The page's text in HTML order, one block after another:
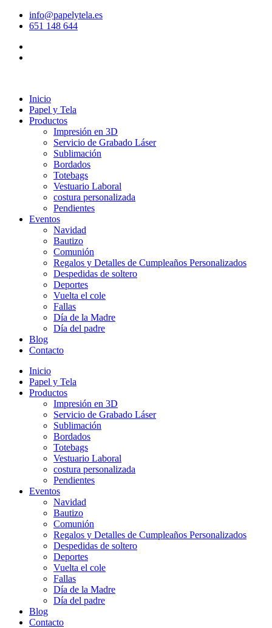
info@papelytela.es
651 148 644
Inicio
Papel y Tela
Productos
Impresión en 3D
Servicio de Grabado Láser
Sublimación
Bordados
Totebags
Vestuario Laboral
costura personalizada
Pendientes
Eventos
Navidad
Bautizo
Comunión
Regalos y Detalles de Cumpleaños Personalizados
Despedidas de soltero
Deportes
Vuelta el cole
Fallas
Día de la Madre
Día del padre
Blog
Contacto
Inicio
Papel y Tela
Productos
Impresión en 3D
Servicio de Grabado Láser
Sublimación
Bordados
Totebags
Vestuario Laboral
costura personalizada
Pendientes
Eventos
Navidad
Bautizo
Comunión
Regalos y Detalles de Cumpleaños Personalizados
Despedidas de soltero
Deportes
Vuelta el cole
Fallas
Día de la Madre
Día del padre
Blog
Contacto